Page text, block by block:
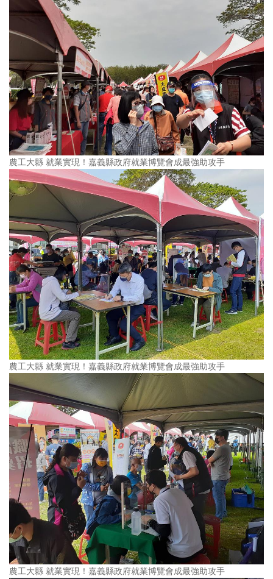
農工大縣 就業實現！嘉義縣政府就業博覽會成最強助攻手
農工大縣 就業實現！嘉義縣政府就業博覽會成最強助攻手
農工大縣 就業實現！嘉義縣政府就業博覽會成最強助攻手